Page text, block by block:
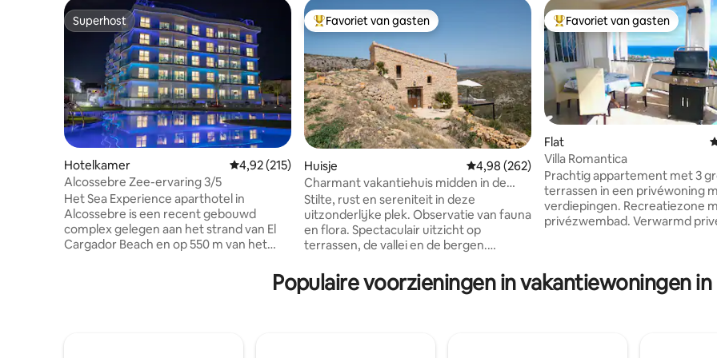
Superhost
Superhost
Hotelkamer Gemiddelde beoordeling van 4,92 op 5, 215 recensies
4,92 (215)
Alcossebre Zee-ervaring 3/5
Het Sea Experience aparthotel in
Alcossebre is een recent gebouwd
complex gelegen aan het strand van El
Cargador Beach en op 550 m van het
Topfavoriet van gasten
Favoriet van gasten
Huisje Gemiddelde beoordeling van 4,98 op 5, 262
4,98 (262)
Charmant vakantiehuis midden in de
natuur Pura Vida
Stilte, rust en sereniteit in deze
uitzonderlijke plek. Observatie van fauna
en flora. Spectaculair uitzicht op
terrassen, de vallei en de bergen.
diep adem! Een klein zwembad bevindt
zich op 400 meter van je huis en wordt
Topfavoriet van gasten
Favoriet van gasten
Flat
Villa Romantica
Prachtig appartement met 3
terrassen in een privéwoning
verdiepingen. Recreatiezone
privézwembad. Verwarmd
het belangrijk dat je vakantie
onvergetelijk is. De foto's
Populaire voorzieningen in vakantiewoningen